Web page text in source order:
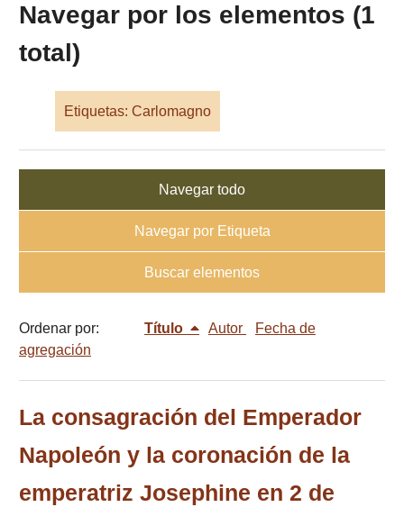
Navegar por los elementos (1
total)
Etiquetas: Carlomagno
Navegar todo
Navegar por Etiqueta
Buscar elementos
Ordenar por: Título Autor
Fecha de
agregación
La consagración del Emperador
Napoleón y la coronación de la
emperatriz Josephine en 2 de